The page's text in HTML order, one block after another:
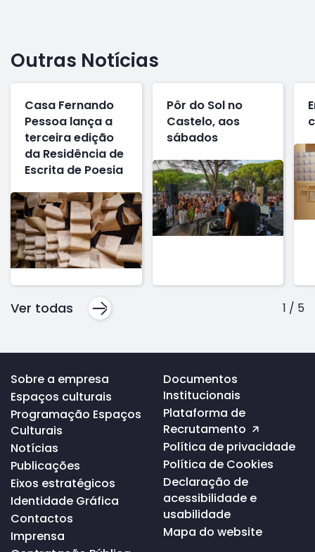
Outras Notícias
Casa Fernando
Pessoa lança a
terceira edição
da Residência de
Escrita de Poesia
Pôr do Sol no
Castelo, aos
sábados
1 / 5
Ver todas
Voltar
ao
topo
da
página
Sobre a empresa
Espaços culturais
Programação Espaços
Culturais
Notícias
Publicações
Eixos estratégicos
Identidade Gráfica
Contactos
Imprensa
Documentos
Institucionais
Plataforma de
Recrutamento
Política de privacidade
Política de Cookies
Declaração de
acessibilidade e
usabilidade
Mapa do website